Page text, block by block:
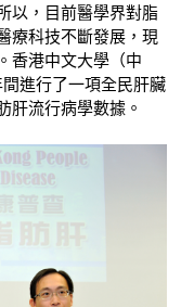
以，目前醫學界對脂
療科技不斷發展，現
香港中文大學（中
進行了一項全民肝臟
肝流行病學數據。